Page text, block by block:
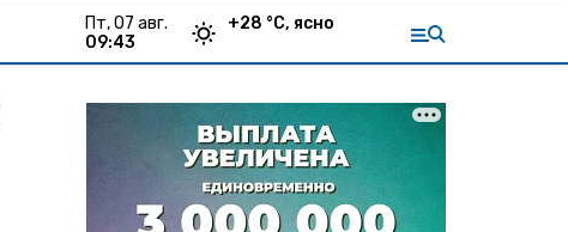
пт, 07 авг.
09:43
+28 °С, ясно